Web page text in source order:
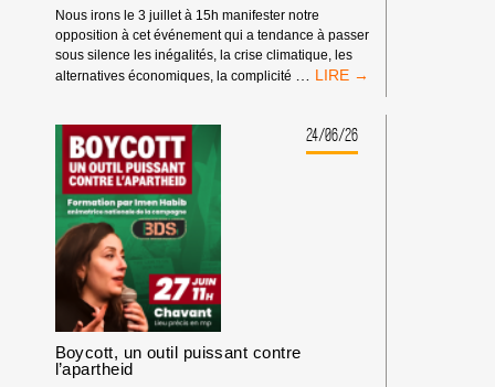
Nous irons le 3 juillet à 15h manifester notre
opposition à cet événement qui a tendance à passer
sous silence les inégalités, la crise climatique, les
alternatives économiques, la complicité
RASSEMBLEMENT
L’OCCASION
DES
RENCONTRES
24/06/26
Boycott, un outil puissant contre
l’apartheid